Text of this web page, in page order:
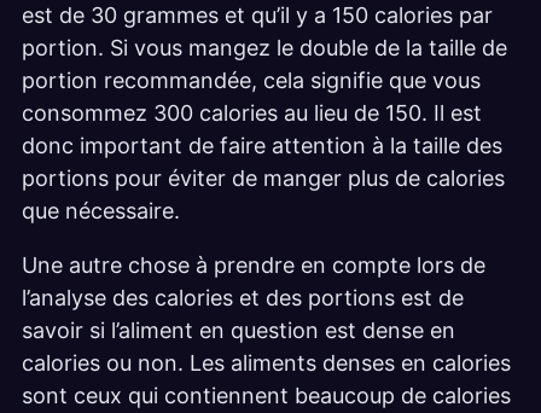
est de 30 grammes et qu’il y a 150 calories par
portion. Si vous mangez le double de la taille de
portion recommandée, cela signifie que vous
consommez 300 calories au lieu de 150. Il est
donc important de faire attention à la taille des
portions pour éviter de manger plus de calories
que nécessaire.
Une autre chose à prendre en compte lors de
l’analyse des calories et des portions est de
savoir si l’aliment en question est dense en
calories ou non. Les aliments denses en calories
sont ceux qui contiennent beaucoup de calories